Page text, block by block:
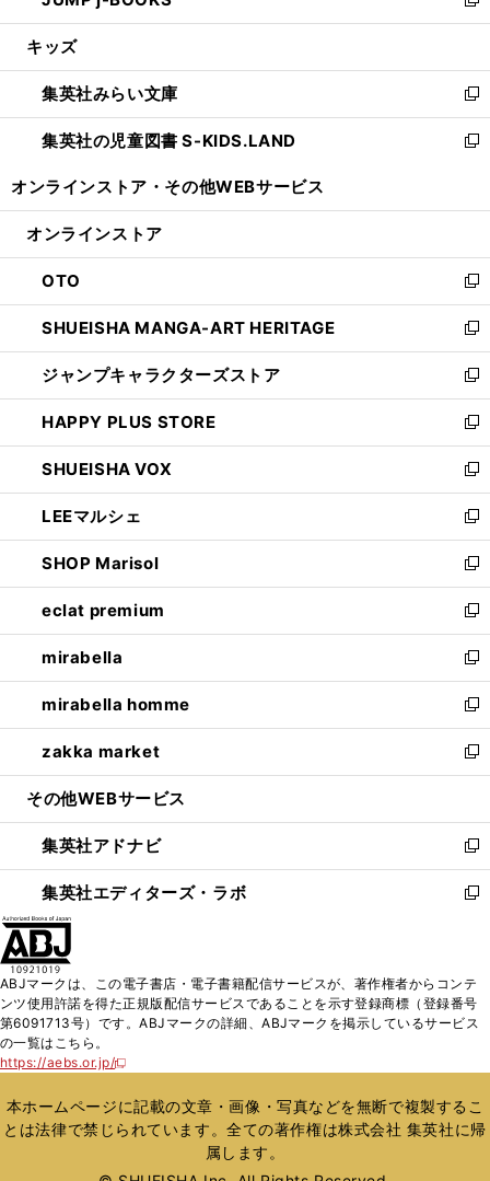
開
ウ
開
く
ン
ウ
で
開
く
ウ
ン
ド
ウ
で
新
し
ウ
ィ
ン
ド
開
キッズ
集英社みらい文庫
新
し
い
ン
ウ
で
開
く
集英社の児童図書 S-KIDS.LAND
新
ウ
ン
ド
ウ
で
開
く
オンラインストア・ その他WEBサービス
オンラインストア
OTO
新
し
い
ウ
ィ
ン
ド
ウ
で
開
く
SHUEISHA MANGA-ART HERITAGE
新
し
い
ウ
ィ
ン
ド
ウ
で
開
く
ジャンプキャラクターズストア
新
し
い
ウ
ィ
ン
ド
ウ
で
開
く
HAPPY PLUS STORE
新
し
い
ウ
ィ
ン
ド
ウ
で
開
く
SHUEISHA VOX
新
し
い
ウ
ィ
ン
ド
ウ
で
開
く
LEEマルシェ
新
し
い
ウ
ィ
ン
ド
ウ
で
開
く
SHOP Marisol
新
し
い
ウ
ィ
ン
ド
ウ
で
開
eclat premium
新
し
い
ウ
ィ
ン
ド
ウ
開
く
mirabella
新
し
い
ウ
ィ
ン
ウ
で
開
く
mirabella homme
新
し
い
ウ
ン
ド
ウ
で
zakka market
新
し
ウ
ィ
ン
ド
く
その他WEBサービス
集英社アドナビ
新
し
い
ド
ウ
で
集英社エディターズ・ラボ
新
ィ
ン
ド
開
く
ABJマークは、この電子書店・電子書籍配信サービスが、著作権者からコンテ
ンツ使用許諾を得た正規版配信サービスであることを示す登録商標（登録番号
第6091713号）です。ABJマークの詳細、ABJマークを掲示しているサービス
の一覧はこちら。
https://aebs.or.jp/
新
い
ウ
ィ
本ホームページに記載の文章・画像・写真などを無断で複製するこ
とは法律で禁じられています。全ての著作権は株式会社 集英社に帰
属します。